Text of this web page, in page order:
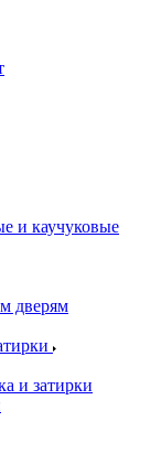
и каучуковые
дверям
и затирки